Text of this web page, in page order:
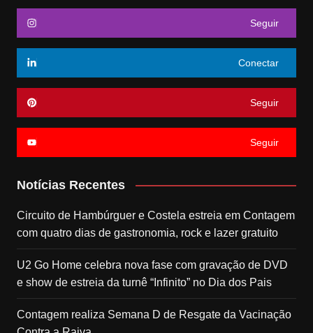
Seguir
Conectar
Seguir
Seguir
Notícias Recentes
Circuito de Hambúrguer e Costela estreia em Contagem
com quatro dias de gastronomia, rock e lazer gratuito
U2 Go Home celebra nova fase com gravação de DVD
e show de estreia da turnê “Infinito” no Dia dos Pais
Contagem realiza Semana D de Resgate da Vacinação